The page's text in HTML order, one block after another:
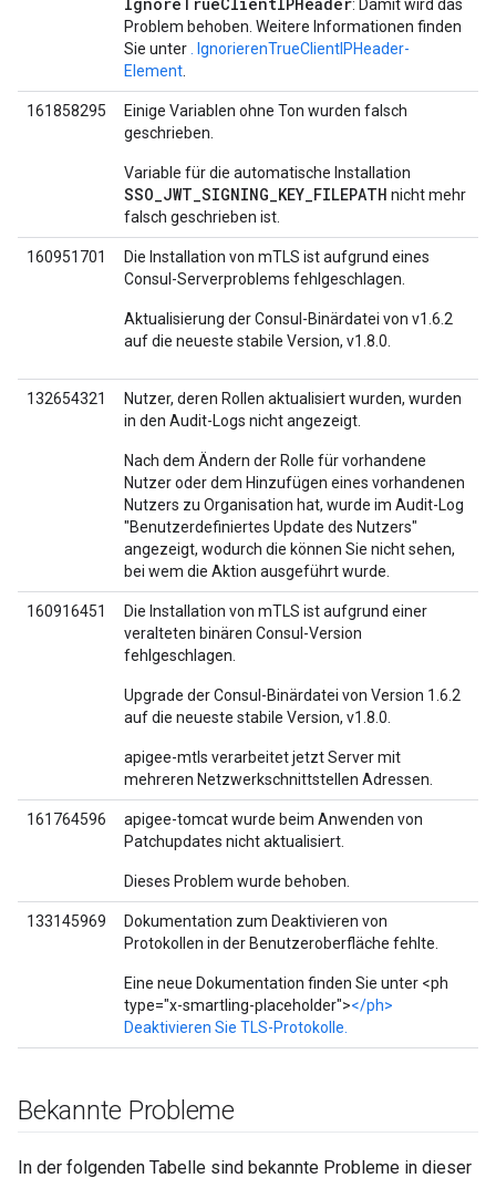
: Damit wird das
Problem behoben. Weitere Informationen finden
Sie unter
. IgnorierenTrueClientIPHeader-
Element
161858295
Einige Variablen ohne Ton wurden falsch
geschrieben.
Variable für die automatische Installation
SSO_JWT_SIGNING_KEY_FILEPATH nicht mehr
falsch geschrieben ist.
160951701
Die Installation von mTLS ist aufgrund eines
Consul-Serverproblems fehlgeschlagen.
Aktualisierung der Consul-Binärdatei von v1.6.2
auf die neueste stabile Version, v1.8.0.
132654321
Nutzer, deren Rollen aktualisiert wurden, wurden
in den Audit-Logs nicht angezeigt.
Nach dem Ändern der Rolle für vorhandene
Nutzer oder dem Hinzufügen eines vorhandenen
Nutzers zu Organisation hat, wurde im Audit-Log
"Benutzerdefiniertes Update des Nutzers"
angezeigt, wodurch die können Sie nicht sehen,
bei wem die Aktion ausgeführt wurde.
160916451
Die Installation von mTLS ist aufgrund einer
veralteten binären Consul-Version
fehlgeschlagen.
Upgrade der Consul-Binärdatei von Version 1.6.2
auf die neueste stabile Version, v1.8.0.
apigee-mtls verarbeitet jetzt Server mit
mehreren Netzwerkschnittstellen Adressen.
161764596
apigee-tomcat wurde beim Anwenden von
Patchupdates nicht aktualisiert.
Dieses Problem wurde behoben.
133145969
Dokumentation zum Deaktivieren von
Protokollen in der Benutzeroberfläche fehlte.
Eine neue Dokumentation finden Sie unter <ph
type="x-smartling-placeholder"></ph>
Deaktivieren Sie TLS-Protokolle.
Bekannte Probleme
In der folgenden Tabelle sind bekannte Probleme in dieser